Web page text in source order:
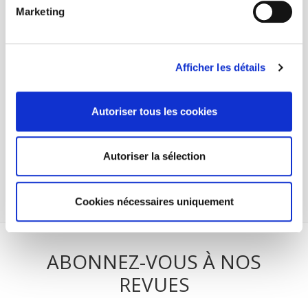
Marketing
Afficher les détails
Autoriser tous les cookies
Autoriser la sélection
Cookies nécessaires uniquement
Séminaire général du Centre d'études
européennes autour du livre de Philippe
Bezes et Alexandre Siné,Gouverner (par)
les finances publiques
ABONNEZ-VOUS À NOS
REVUES